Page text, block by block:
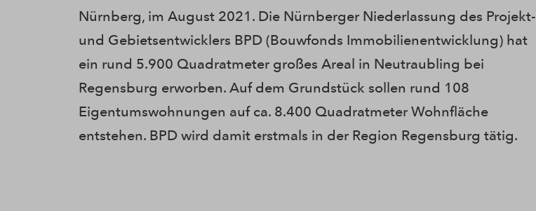
Nürnberg, im August 2021. Die Nürnberger Niederlassung des Projekt-
und Gebietsentwicklers BPD (Bouwfonds Immobilienentwicklung) hat
ein rund 5.900 Quadratmeter großes Areal in Neutraubling bei
Regensburg erworben. Auf dem Grundstück sollen rund 108
Eigentumswohnungen auf ca. 8.400 Quadratmeter Wohnfläche
entstehen. BPD wird damit erstmals in der Region Regensburg tätig.